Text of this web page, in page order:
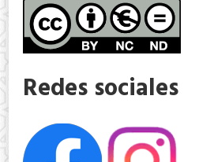
Redes sociales